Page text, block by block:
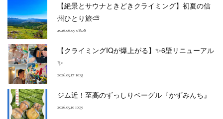
【絶景とサウナときどきクライミング】初夏の信
州ひとり旅⛅
2026.06.09 08:08
【クライミングIQが爆上がる】✨6壁リニューアル
✨
2026.05.17 10:55
ジム近！至高のずっしりベーグル『かずみんち』
2026.05.10 10:39